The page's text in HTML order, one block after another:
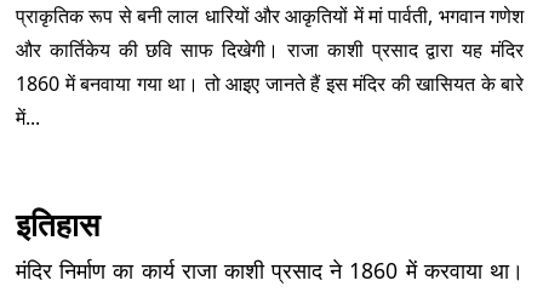
प्राकृतिक रूप से बनी लाल धारियों और आकृतियों में मां पार्वती, भगवान गणेश
और कार्तिकेय की छवि साफ दिखेगी। राजा काशी प्रसाद द्वारा यह मंदिर
1860 में बनवाया गया था। तो आइए जानते हैं इस मंदिर की खासियत के बारे
में...
इतिहास
मंदिर निर्माण का कार्य राजा काशी प्रसाद ने 1860 में करवाया था।